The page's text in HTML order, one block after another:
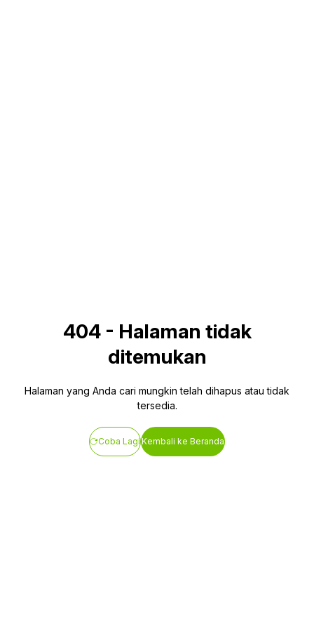
404- Halaman tidak
ditemukan
Halaman yang Anda cari mungkin telah dihapus atau tidak
tersedia.
Coba LagiKembali ke Beranda